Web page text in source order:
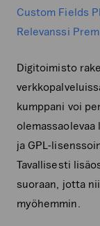
Custom Fields
Relevanssi
Digitoimisto
kumppani voi
ja GPL-
Tavallisesti
suoraan, jotta
myöhemmin.